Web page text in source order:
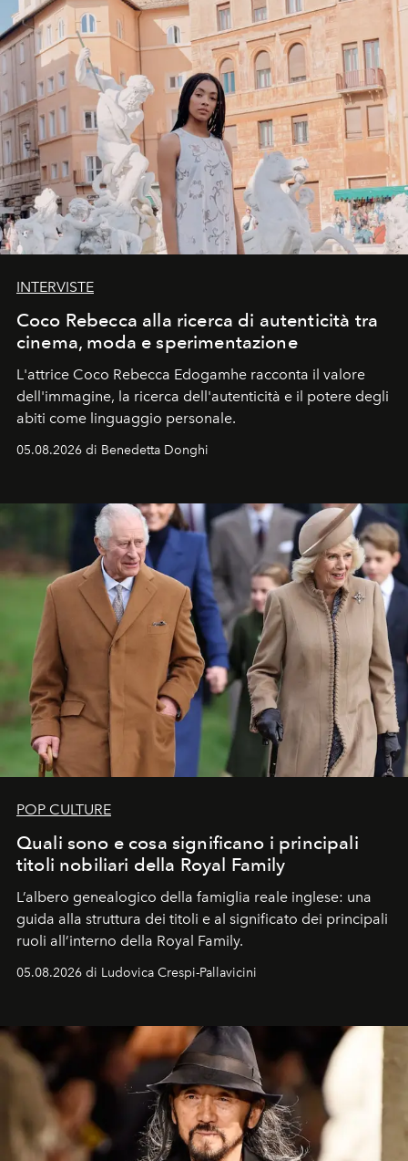
INTERVISTE
Coco Rebecca alla ricerca di autenticità tra
cinema, moda e sperimentazione
L'attrice Coco Rebecca Edogamhe racconta il valore
dell'immagine, la ricerca dell'autenticità e il potere degli
abiti come linguaggio personale.
05.08.2026 di Benedetta Donghi
POP CULTURE
Quali sono e cosa significano i principali
titoli nobiliari della Royal Family
L’albero genealogico della famiglia reale inglese: una
guida alla struttura dei titoli e al significato dei principali
ruoli all’interno della Royal Family.
05.08.2026 di Ludovica Crespi-Pallavicini